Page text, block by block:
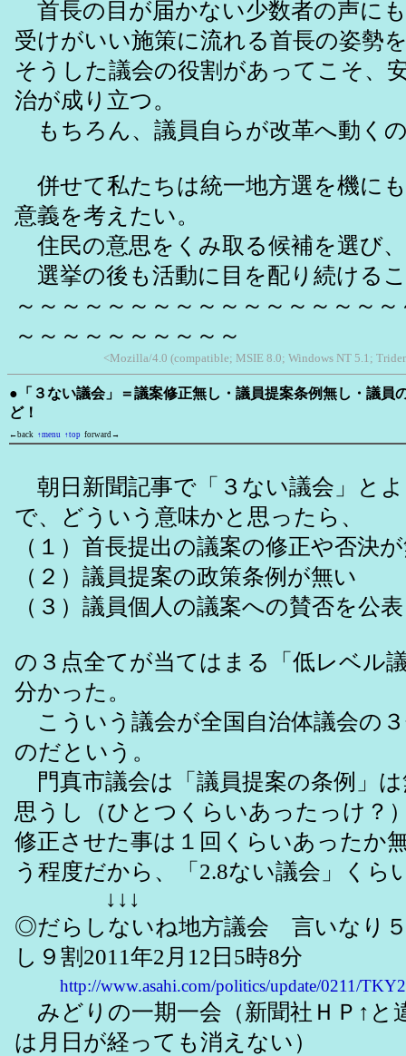
首長の目が届かない少数者の声に
受けがいい施策に流れる首長の姿勢
そうした議会の役割があってこそ、
治が成り立つ。
もちろん、議員自らが改革へ動く
併せて私たちは統一地方選を機に
意義を考えたい。
住民の意思をくみ取る候補を選び
選挙の後も活動に目を配り続ける
～～～～～～～～～～～～～～～～
～～～～～～～～～～
<Mozilla/4.0 (compatible; MSIE 8.0; Windows NT 5.1;
●「３ない議会」＝議案修正無し・議員提案条例無し・議員
ど！
←back ↑menu ↑top forward→
朝日新聞記事で「３ない議会」と
で、どういう意味かと思ったら、
（１）首長提出の議案の修正や否決
（２）議員提案の政策条例が無い
（３）議員個人の議案への賛否を公
の３点全てが当てはまる「低レベル
分かった。
こういう議会が全国自治体議会の
のだという。
門真市議会は「議員提案の条例」
思うし（ひとつくらいあったっけ？
修正させた事は１回くらいあったか
う程度だから、「2.8ない議会」くら
↓↓↓
◎だらしないね地方議会 言いなり
し９割2011年2月12日5時8分
http://www.asahi.com/politics/update/0211/
みどりの一期一会（新聞社ＨＰ↑と
は月日が経っても消えない）